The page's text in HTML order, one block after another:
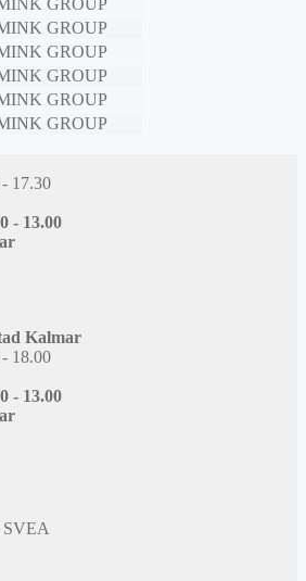
GROUP
GROUP
GROUP
GROUP
GROUP
GROUP
17.30
- 13.00
Kalmar
18.00
- 13.00